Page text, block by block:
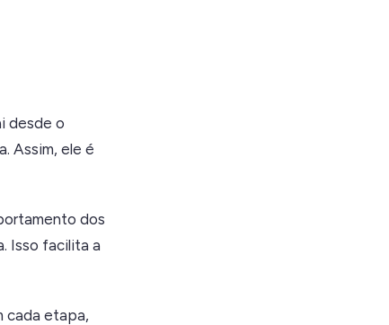
desde o
Assim, ele é
dos
Isso facilita a
cada etapa,